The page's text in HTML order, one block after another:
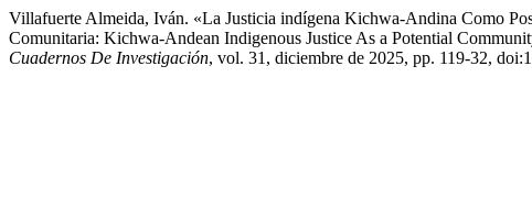
Villafuerte Almeida, Iván. «La Justicia indígena Kichwa-Andina Como
Comunitaria: Kichwa-Andean Indigenous Justice As a Potential
Cuadernos De Investigación, vol. 31, diciembre de 2025, pp. 119-32,